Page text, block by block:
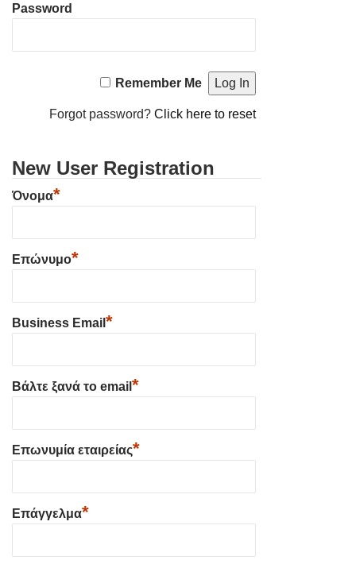
Password
Remember Me
Forgot password?Click here to reset
New User Registration
Όνομα*
Επώνυμο*
Business Email *
Βάλτε ξανά το email *
Επωνυμία εταιρείας*
Επάγγελμα*